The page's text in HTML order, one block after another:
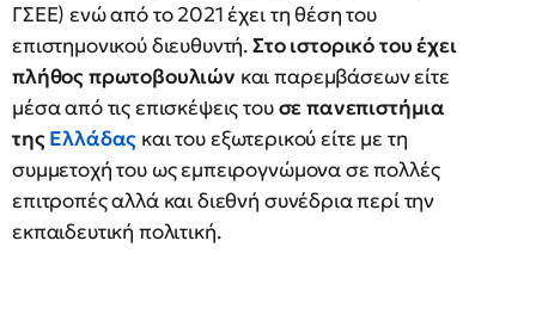
ΓΣΕΕ) ενώ από το 2021 έχει τη θέση του
επιστημονικού διευθυντή.Στο ιστορικό του έχει
πλήθος πρωτοβουλιών και παρεμβάσεων είτε
μέσα από τις επισκέψεις τουσε πανεπιστήμια
τηςΕλλάδας και του εξωτερικού είτε με τη
συμμετοχή του ως εμπειρογνώμονα σε πολλές
επιτροπές αλλά και διεθνή συνέδρια περί την
εκπαιδευτική πολιτική.